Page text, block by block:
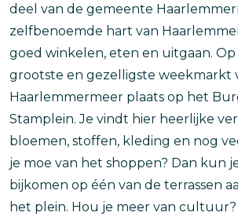
deel van de gemeente
zelfbenoemde hart van
goed winkelen, eten en uitgaan.
grootste en gezelligste weekmarkt
Haarlemmermeer plaats op het
Stamplein. Je vindt hier heerlijke
bloemen, stoffen, kleding en nog
je moe van het shoppen? Dan kun
bijkomen op één van de terrassen
het plein. Hou je meer van